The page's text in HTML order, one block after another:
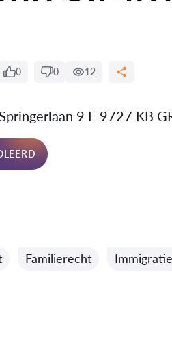
0 0 12
9 E 9727 KB
Familierecht